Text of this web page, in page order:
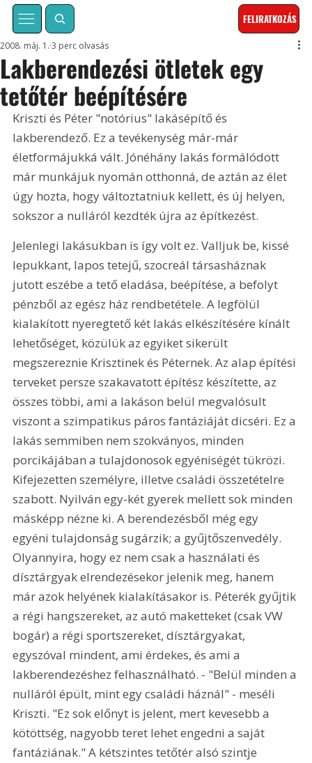
FELIRATKOZÁS
Lakberendezési ötletek egy
tetőtér beépítésére
2008. máj. 1. 3 perc olvasás
Kriszti és Péter "notórius" lakásépítő és
lakberendező. Ez a tevékenység már-már
életformájukká vált. Jónéhány lakás formálódott
már munkájuk nyomán otthonná, de aztán az élet
úgy hozta, hogy változtatniuk kellett, és új helyen,
sokszor a nulláról kezdték újra az építkezést.
Jelenlegi lakásukban is így volt ez. Valljuk be, kissé
lepukkant, lapos tetejű, szocreál társasháznak
jutott eszébe a tető eladása, beépítése, a befolyt
pénzből az egész ház rendbetétele. A legfölül
kialakított nyeregtető két lakás elkészítésére kínált
lehetőséget, közülük az egyiket sikerült
megszereznie Krisztinek és Péternek. Az alap építési
terveket persze szakavatott építész készítette, az
összes többi, ami a lakáson belül megvalósult
viszont a szimpatikus páros fantáziáját dicséri. Ez a
lakás semmiben nem szokványos, minden
porcikájában a tulajdonosok egyéniségét tükrözi.
Kifejezetten személyre, illetve családi összetételre
szabott. Nyilván egy-két gyerek mellett sok minden
másképp nézne ki. A berendezésből még egy
egyéni tulajdonság sugárzik; a gyűjtőszenvedély.
Olyannyira, hogy ez nem csak a használati és
dísztárgyak elrendezésekor jelenik meg, hanem
már azok helyének kialakításakor is. Péterék gyűjtik
a régi hangszereket, az autó maketteket (csak VW
bogár) a régi sportszereket, dísztárgyakat,
egyszóval mindent, ami érdekes, és ami a
lakberendezéshez felhasználható. - "Belül minden a
nulláról épült, mint egy családi háznál" - meséli
Kriszti. "Ez sok előnyt is jelent, mert kevesebb a
kötöttség, nagyobb teret lehet engedni a saját
fantáziának." A kétszintes tetőtér alsó szintje